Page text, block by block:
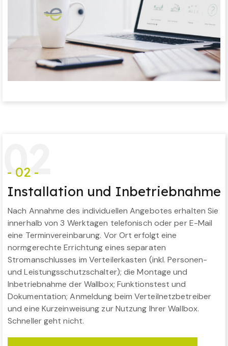
02
- 02 -
Installation und Inbetriebnahme
Nach Annahme des individuellen Angebotes erhalten Sie
innerhalb von 3 Werktagen telefonisch oder per E-Mail
eine Terminvereinbarung. Vor Ort erfolgt eine
normgerechte Errichtung eines separaten
Stromanschlusses im Verteilerkasten (inkl. Personen-
und Leistungsschutzschalter); die Montage und
Inbetriebnahme der Wallbox; Funktionstest und
Dokumentation; Anmeldung beim Verteilnetzbetreiber
und eine Kurzeinweisung zur Nutzung Ihrer Wallbox.
Schneller geht nicht.